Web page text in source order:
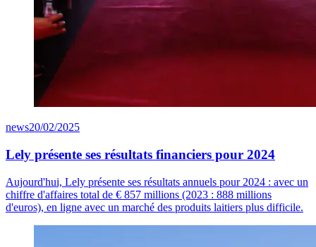
news20/02/2025
Lely présente ses résultats financiers pour 2024
Aujourd'hui, Lely présente ses résultats annuels pour 2024 : avec un
chiffre d'affaires total de € 857 millions (2023 : 888 millions
d'euros), en ligne avec un marché des produits laitiers plus difficile.